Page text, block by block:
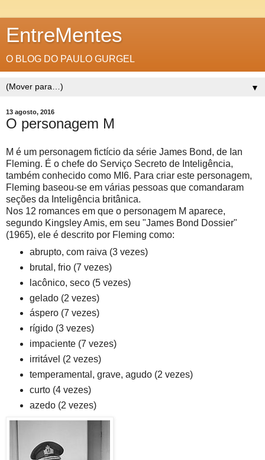
EntreMentes
O BLOG DO PAULO GURGEL
▼
13 agosto, 2016
O personagem M
M é um personagem fictício da série James Bond, de Ian
Fleming. É o chefe do Serviço Secreto de Inteligência,
também conhecido como MI6. Para criar este personagem,
Fleming baseou-se em várias pessoas que comandaram
seções da Inteligência britânica.
Nos 12 romances em que o personagem M aparece,
segundo Kingsley Amis, em seu "James Bond Dossier"
(1965), ele é descrito por Fleming como:
abrupto, com raiva (3 vezes)
brutal, frio (7 vezes)
lacônico, seco (5 vezes)
gelado (2 vezes)
áspero (7 vezes)
rígido (3 vezes)
impaciente (7 vezes)
irritável (2 vezes)
temperamental, grave, agudo (2 vezes)
curto (4 vezes)
azedo (2 vezes)